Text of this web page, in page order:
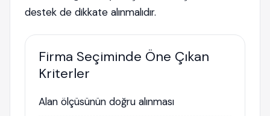
destek de dikkate alınmalıdır.
Firma Seçiminde Öne Çıkan
Kriterler
Alan ölçüsünün doğru alınması